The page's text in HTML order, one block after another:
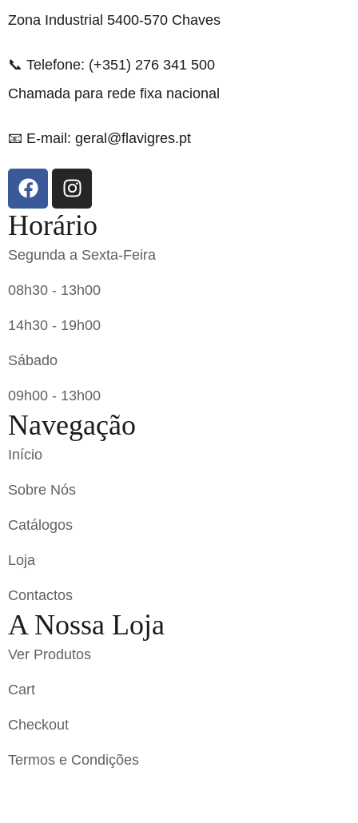
Zona Industrial 5400-570 Chaves
📞 Telefone: (+351) 276 341 500
Chamada para rede fixa nacional
📧 E-mail: geral@flavigres.pt
Horário
Segunda a Sexta-Feira
08h30 - 13h00
14h30 - 19h00
Sábado
09h00 - 13h00
Navegação
Início
Sobre Nós
Catálogos
Loja
Contactos
A Nossa Loja
Ver Produtos
Cart
Checkout
Termos e Condições